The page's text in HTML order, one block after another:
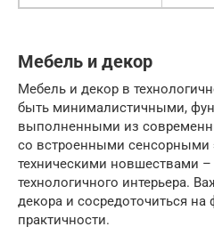
Мебель и декор
Мебель и декор в
быть минималистичными,
выполненными из
со встроенными сенсорными
техническими новшествами
технологичного интерьера.
декора и сосредоточиться
практичности.